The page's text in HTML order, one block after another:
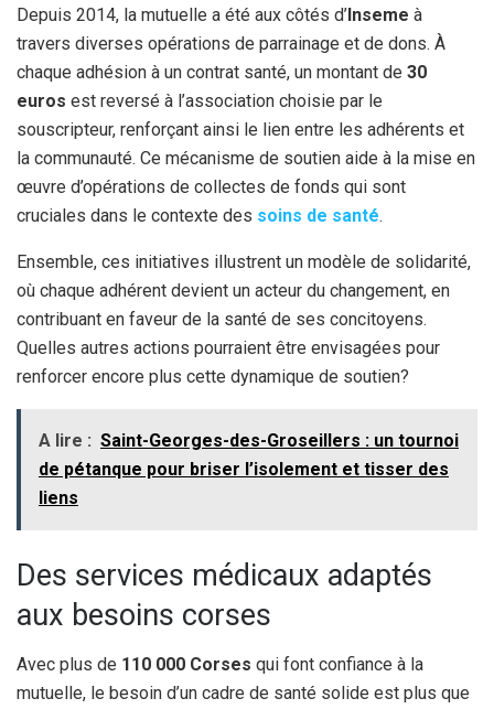
Depuis 2014, la mutuelle a été aux côtés d’ Inseme à
travers diverses opérations de parrainage et de dons. À
chaque adhésion à un contrat santé, un montant de 30
euros est reversé à l’association choisie par le
souscripteur, renforçant ainsi le lien entre les adhérents et
la communauté. Ce mécanisme de soutien aide à la mise en
œuvre d’opérations de collectes de fonds qui sont
cruciales dans le contexte des soins de santé.
Ensemble, ces initiatives illustrent un modèle de solidarité,
où chaque adhérent devient un acteur du changement, en
contribuant en faveur de la santé de ses concitoyens.
Quelles autres actions pourraient être envisagées pour
renforcer encore plus cette dynamique de soutien?
A lire : Saint-Georges-des-Groseillers : un tournoi
de pétanque pour briser l’isolement et tisser des
liens
Des services médicaux adaptés
aux besoins corses
Avec plus de 110 000 Corses qui font confiance à la
mutuelle, le besoin d’un cadre de santé solide est plus que